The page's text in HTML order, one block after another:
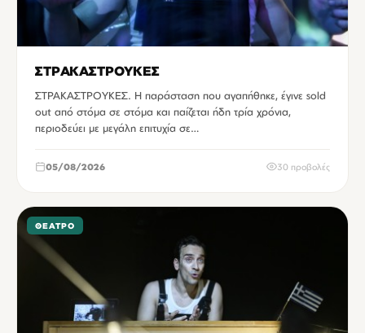
ΣΤΡΑΚΑΣΤΡΟΥΚΕΣ
ΣΤΡΑΚΑΣΤΡΟΥΚΕΣ. Η παράσταση που αγαπήθηκε, έγινε sold
out από στόμα σε στόμα και παίζεται ήδη τρία χρόνια,
περιοδεύει με μεγάλη επιτυχία σε…
05/08/2026 30 προβολές
ΘΈΑΤΡΟ